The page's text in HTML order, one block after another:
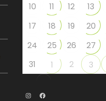
10
11 12 13
17
18 19 20
24
25 26 27
31
1 2 3